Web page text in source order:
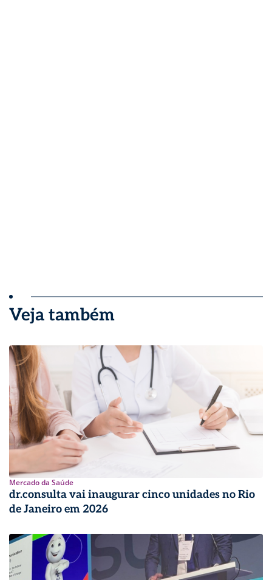
Veja também
Mercado da Saúde
dr.consulta vai inaugurar cinco unidades no Rio
de Janeiro em 2026